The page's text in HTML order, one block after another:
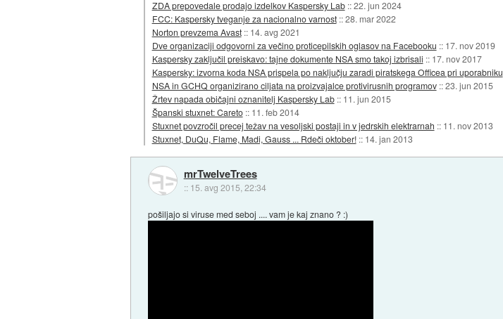
ZDA prepovedale prodajo izdelkov Kaspersky Lab ::22. jun 2024
FCC: Kaspersky tveganje za nacionalno varnost ::28. mar 2022
Norton prevzema Avast :: 14. avg 2021
Dve organizaciji odgovorni za večino proticepilskih oglasov na Facebooku :: 17. nov 2019
Kaspersky zaključil preiskavo: tajne dokumente NSA smo takoj izbrisali :: 17. nov 2017
Kaspersky: izvorna koda NSA prispela po naključju zaradi piratskega Officea pri uporabniku
NSA in GCHQ organizirano ciljata na proizvajalce protivirusnih programov ::23. jun 2015
Žrtev napada običajni oznanitelj Kaspersky Lab :: 11. jun 2015
Španski stuxnet: Careto :: 11. feb 2014
Stuxnet povzročil precej težav na vesoljski postaji in v jedrskih elektrarnah :: 11. nov 2013
Stuxnet, DuQu, Flame, Madi, Gauss ... Rdeči oktober! :: 14. jan 2013
mrTwelveTrees
:: 15. avg 2015, 22:34
pošiljajo si viruse med seboj .... vam je kaj znano ? :)